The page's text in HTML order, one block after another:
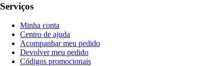
Serviços
Minha conta
Centro de ajuda
Acompanhar meu pedido
Devolver meu pedido
Códigos promocionais